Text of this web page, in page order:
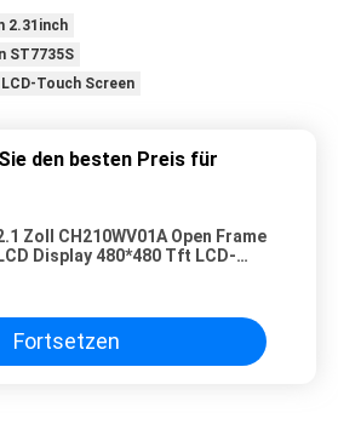
2.31inch
ST7735S
Touch Screen
den besten Preis für
Zoll CH210WV01A Open Frame
LCD Display 480*480 Tft LCD-
Fortsetzen